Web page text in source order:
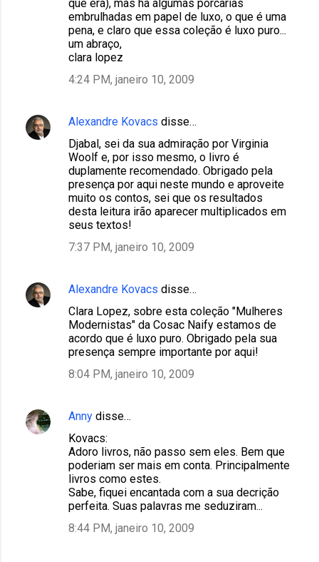
que era), mas há algumas porcarias
embrulhadas em papel de luxo, o que é uma
pena, e claro que essa coleção é luxo puro...
um abraço,
clara lopez
4:24 PM, janeiro 10, 2009
Alexandre Kovacs disse…
Djabal, sei da sua admiração por Virginia
Woolf e, por isso mesmo, o livro é
duplamente recomendado. Obrigado pela
presença por aqui neste mundo e aproveite
muito os contos, sei que os resultados
desta leitura irão aparecer multiplicados em
seus textos!
7:37 PM, janeiro 10, 2009
Alexandre Kovacs disse…
Clara Lopez, sobre esta coleção "Mulheres
Modernistas" da Cosac Naify estamos de
acordo que é luxo puro. Obrigado pela sua
presença sempre importante por aqui!
8:04 PM, janeiro 10, 2009
Anny disse…
Kovacs:
Adoro livros, não passo sem eles. Bem que
poderiam ser mais em conta. Principalmente
livros como estes.
Sabe, fiquei encantada com a sua decrição
perfeita. Suas palavras me seduziram...
8:44 PM, janeiro 10, 2009